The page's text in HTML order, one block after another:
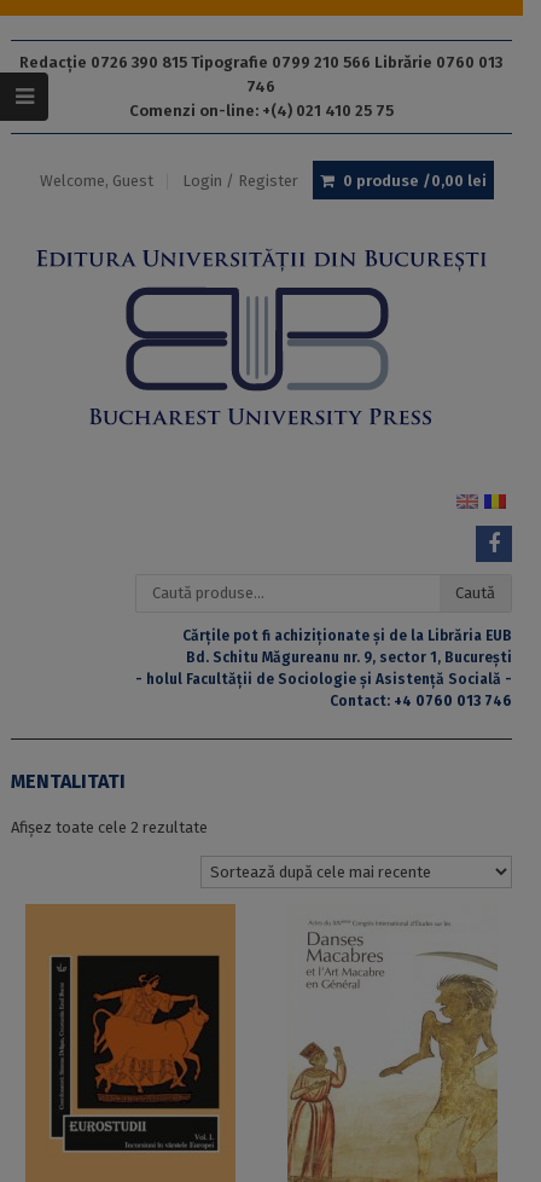
Redacție 0726 390 815 Tipografie 0799 210 566 Librărie 0760 013
746
Comenzi on-line: +(4) 021 410 25 75
Welcome, Guest Login / Register 0 produse /0,00 lei
Caută
Caută
Cărțile pot fi achiziționate și de la Librăria EUB
Bd. Schitu Măgureanu nr. 9, sector 1, București
- holul Facultății de Sociologie și Asistență Socială -
Contact: +4 0760 013 746
MENTALITATI
Afișez toate cele 2 rezultateSortat
cele